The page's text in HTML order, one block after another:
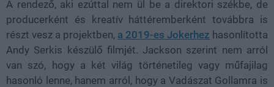
A rendező, aki ezúttal nem ül be a direktori székbe, de
producerként és kreatív háttéremberként továbbra is
részt vesz a projektben, a 2019-es Jokerhez hasonlította
Andy Serkis készülő filmjét. Jackson szerint nem arról
van szó, hogy a két világ történetileg vagy műfajilag
hasonló lenne, hanem arról, hogy a Vadászat Gollamra is